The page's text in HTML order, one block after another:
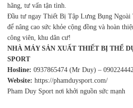
hãng, tư vấn tận tình.
Đầu tư ngay Thiết Bị Tập Lưng Bụng
để nâng cao sức khỏe cộng đồng và hoàn
công viên, khu dân cư!
NHÀ MÁY SẢN XUẤT THIẾT BỊ THỂ
SPORT
Hosline: 0937865474 (Mr Duy) –
Website: https://phamduysport.com/
Pham Duy Sport nơi khởi nguồn sức mạnh